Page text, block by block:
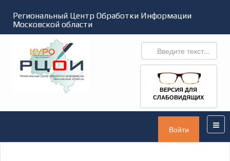
Региональный Центр Обработки Информации
Московской области
ВЕРСИЯ ДЛЯ
СЛАБОВИДЯЩИХ
Войти